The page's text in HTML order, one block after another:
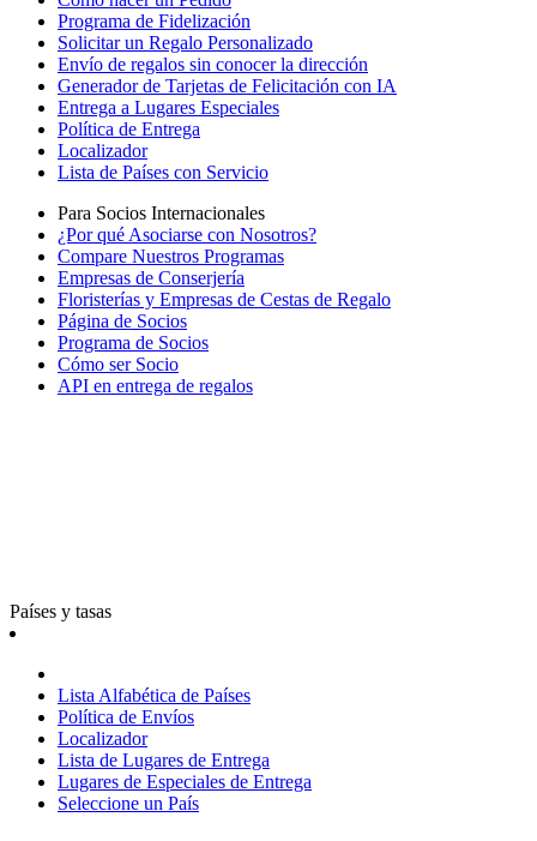
Programa de Fidelización
Solicitar un Regalo Personalizado
Envío de regalos sin conocer la dirección
Generador de Tarjetas de Felicitación con IA
Entrega a Lugares Especiales
Política de Entrega
Localizador
Lista de Países con Servicio
Para Socios Internacionales
¿Por qué Asociarse con Nosotros?
Compare Nuestros Programas
Empresas de Conserjería
Floristerías y Empresas de Cestas de Regalo
Página de Socios
Programa de Socios
Cómo ser Socio
API en entrega de regalos
Países y tasas
Lista Alfabética de Países
Política de Envíos
Localizador
Lista de Lugares de Entrega
Lugares de Especiales de Entrega
Seleccione un País